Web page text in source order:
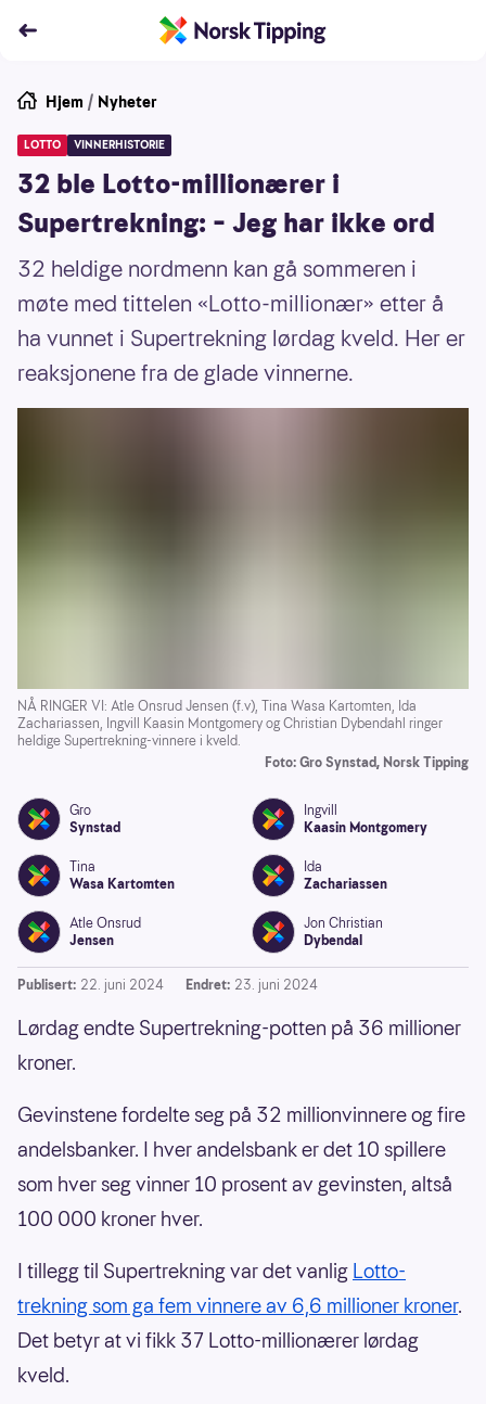
Hjem / Nyheter
LOTTO VINNERHISTORIE
32 ble Lotto-millionærer i
Supertrekning: – Jeg har ikke ord
32 heldige nordmenn kan gå sommeren i
møte med tittelen «Lotto-millionær» etter å
ha vunnet i Supertrekning lørdag kveld. Her er
reaksjonene fra de glade vinnerne.
NÅ RINGER VI: Atle Onsrud Jensen (f.v), Tina Wasa Kartomten, Ida
Zachariassen, Ingvill Kaasin Montgomery og Christian Dybendahl ringer
heldige Supertrekning-vinnere i kveld.
Foto: Gro Synstad, Norsk Tipping
Gro
Synstad
Ingvill
Kaasin Montgomery
Tina
Wasa Kartomten
Ida
Zachariassen
Atle Onsrud
Jensen
Jon Christian
Dybendal
Publisert: 22. juni 2024 Endret: 23. juni 2024
Lørdag endte Supertrekning-potten på 36 millioner
kroner.
Gevinstene fordelte seg på 32 millionvinnere og fire
andelsbanker. I hver andelsbank er det 10 spillere
som hver seg vinner 10 prosent av gevinsten, altså
100 000 kroner hver.
I tillegg til Supertrekning var det vanlig Lotto-
trekning som ga fem vinnere av 6,6 millioner kroner.
Det betyr at vi fikk 37 Lotto-millionærer lørdag
kveld.